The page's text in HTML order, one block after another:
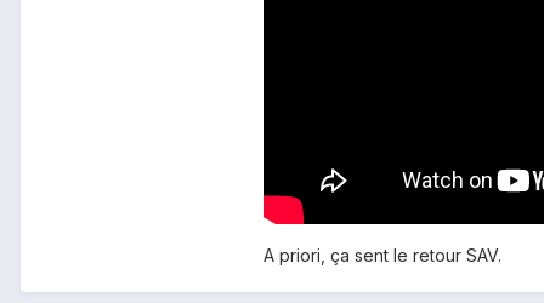
A priori, ça sent le retour SAV.